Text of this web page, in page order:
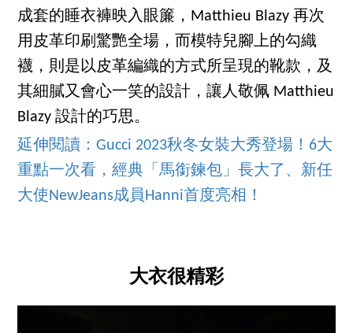
成套的睡衣褲映入眼簾，Matthieu Blazy 再次
用皮革印刷驚艷全場，而模特兒腳上的勾織
襪，則是以皮革編織的方式所呈現的靴款，及
其細膩又會心一笑的設計，讓人敬佩 Matthieu
Blazy 設計的巧思。
延伸閱讀：Gucci 2023秋冬女裝大秀登場！6大
重點一次看，經典「馬銜鍊包」長大了、新任
大使NewJeans成員Hanni首度亮相！
大衣很精彩